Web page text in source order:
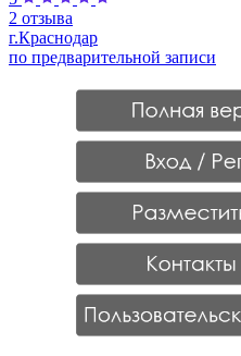
2 отзыва
г.Краснодар
по предварительной записи